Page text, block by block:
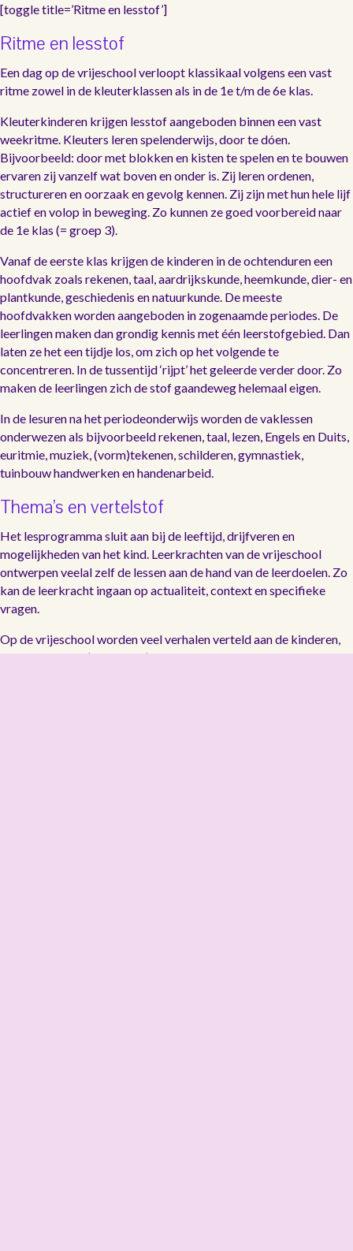
[toggle title=’Ritme en lesstof’]
Ritme en lesstof
Een dag op de vrijeschool verloopt klassikaal volgens een vast
ritme zowel in de kleuterklassen als in de 1e t/m de 6e klas.
Kleuterkinderen krijgen lesstof aangeboden binnen een vast
weekritme. Kleuters leren spelenderwijs, door te dóen.
Bijvoorbeeld: door met blokken en kisten te spelen en te bouwen
ervaren zij vanzelf wat boven en onder is. Zij leren ordenen,
structureren en oorzaak en gevolg kennen. Zij zijn met hun hele lijf
actief en volop in beweging. Zo kunnen ze goed voorbereid naar
de 1e klas (= groep 3).
Vanaf de eerste klas krijgen de kinderen in de ochtenduren een
hoofdvak zoals rekenen, taal, aardrijkskunde, heemkunde, dier- en
plantkunde, geschiedenis en natuurkunde. De meeste
hoofdvakken worden aangeboden in zogenaamde periodes. De
leerlingen maken dan grondig kennis met één leerstofgebied. Dan
laten ze het een tijdje los, om zich op het volgende te
concentreren. In de tussentijd ‘rijpt’ het geleerde verder door. Zo
maken de leerlingen zich de stof gaandeweg helemaal eigen.
In de lesuren na het periodeonderwijs worden de vaklessen
onderwezen als bijvoorbeeld rekenen, taal, lezen, Engels en Duits,
euritmie, muziek, (vorm)tekenen, schilderen, gymnastiek,
tuinbouw handwerken en handenarbeid.
Thema’s en vertelstof
Het lesprogramma sluit aan bij de leeftijd, drijfveren en
mogelijkheden van het kind. Leerkrachten van de vrijeschool
ontwerpen veelal zelf de lessen aan de hand van de leerdoelen. Zo
kan de leerkracht ingaan op actualiteit, context en specifieke
vragen.
Op de vrijeschool worden veel verhalen verteld aan de kinderen,
de zogenoemde ‘vertelstof’. Elke klas heeft zijn eigen thema